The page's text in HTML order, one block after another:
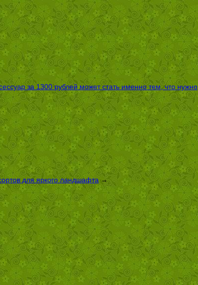
за 1300 рублей может стать именно тем, что нужно
для яркого ландшафта →